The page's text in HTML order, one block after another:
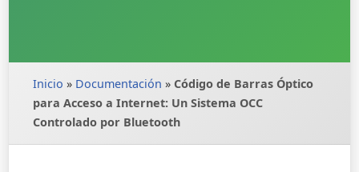
Inicio » Documentación » Código de Barras Óptico
para Acceso a Internet: Un Sistema OCC
Controlado por Bluetooth